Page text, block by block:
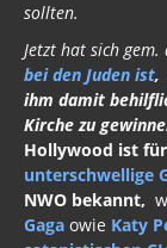
Jetzt hat sich gem.
bei den Juden ist,
ihm damit
Kirche zu
Hollywood ist
unterschwellige
NWO bekannt,
GagaowieKaty
satanistischen